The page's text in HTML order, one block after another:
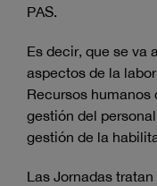
PAS.
Es decir, que se va
aspectos de la
Recursos humanos
gestión del
gestión de la
Las Jornadas